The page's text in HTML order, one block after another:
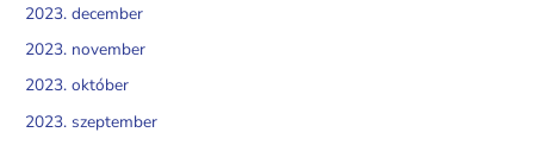
2023. december
2023. november
2023. október
2023. szeptember